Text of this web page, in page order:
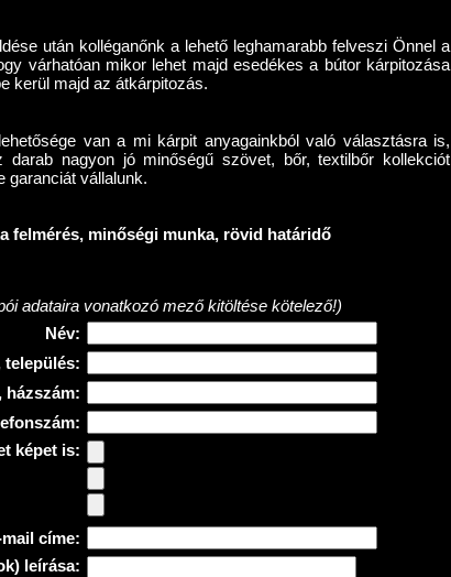
után kolléganőnk a lehető leghamarabb felveszi Önnel a
várhatóan mikor lehet majd esedékes a bútor kárpitozása
kerül majd az átkárpitozás.
van a mi kárpit anyagainkból való választásra is,
darab nagyon jó minőségű szövet, bőr, textilbőr kollekciót
garanciát vállalunk.
felmérés, minőségi munka, rövid határidő
adataira vonatkozó mező kitöltése kötelező!)
Név:
település:
házszám:
képet is:
mail címe:
leírása: